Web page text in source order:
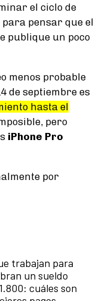
el ciclo de
pensar que el
publique un poco
menos probable
de septiembre es
hasta el
pero
iPhone Pro
por
trabajan para
un sueldo
cuáles son